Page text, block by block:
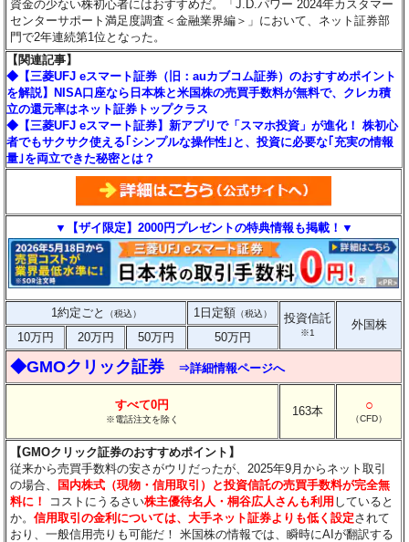
資金の少ない株初心者にはおすすめだ。「J.D.パワー 2024年カスタマー
センターサポート満足度調査＜金融業界編＞」において、ネット証券部
門で2年連続第1位となった。
【関連記事】
◆【三菱UFJ eスマート証券（旧：auカブコム証券）のおすすめポイント
を解説】NISA口座なら日本株と米国株の売買手数料が無料で、クレカ積
立の還元率はネット証券トップクラス
◆【三菱UFJ eスマート証券】新アプリで「スマホ投資」が進化！ 株初心
者でもサクサク使える｢シンプルな操作性｣と、投資に必要な｢充実の情報
量｣を両立できた秘密とは？
▼【ザイ限定】2000円プレゼントの特典情報も掲載！▼
1約定ごと （税込） 1日定額 （税込） 投資信託
※1
外国株
10万円
20万円 50万円 50万円
◆GMOクリック証券 ⇒詳細情報ページへ
すべて0円
※電話注文を除く
163本 ○
（CFD）
【GMOクリック証券のおすすめポイント】
従来から売買手数料の安さがウリだったが、2025年9月からネット取引
の場合、
国内株式（現物・信用取引）と投資信託の売買手数料が完全無
料に！
コストにうるさい株主優待名人・桐谷広人さんも利用 していると
か。信用取引の金利については、大手ネット証券よりも低く設定されて
おり、一般信用売りも可能だ！ 米国株の情報では、瞬時にAIが翻訳する